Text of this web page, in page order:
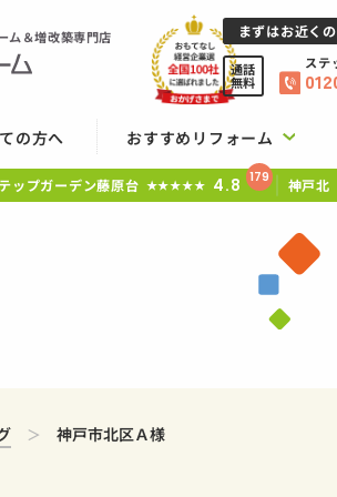
ム＆増改築専門店
の方へ おすすめリフォーム
まずはお近く
通話
無料
ステ
ップガーデン藤原台 ★★★★★ 4.8 179 神戸北
神戸市北区Ａ様